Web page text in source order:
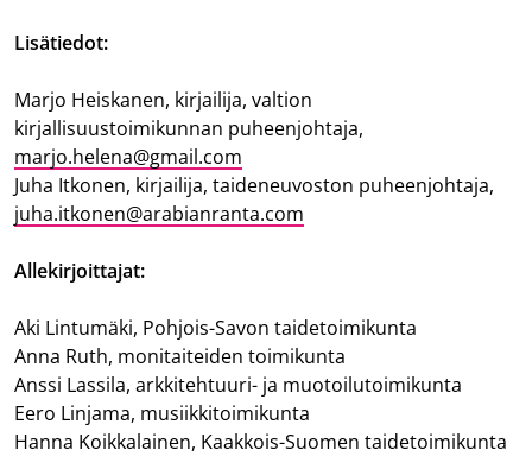
Lisätiedot:
Marjo Heiskanen, kirjailija, valtion
kirjallisuustoimikunnan puheenjohtaja,
marjo.helena@gmail.com
Juha Itkonen, kirjailija, taideneuvoston puheenjohtaja,
juha.itkonen@arabianranta.com
Allekirjoittajat:
Aki Lintumäki, Pohjois-Savon taidetoimikunta
Anna Ruth, monitaiteiden toimikunta
Anssi Lassila, arkkitehtuuri- ja muotoilutoimikunta
Eero Linjama, musiikkitoimikunta
Hanna Koikkalainen, Kaakkois-Suomen taidetoimikunta